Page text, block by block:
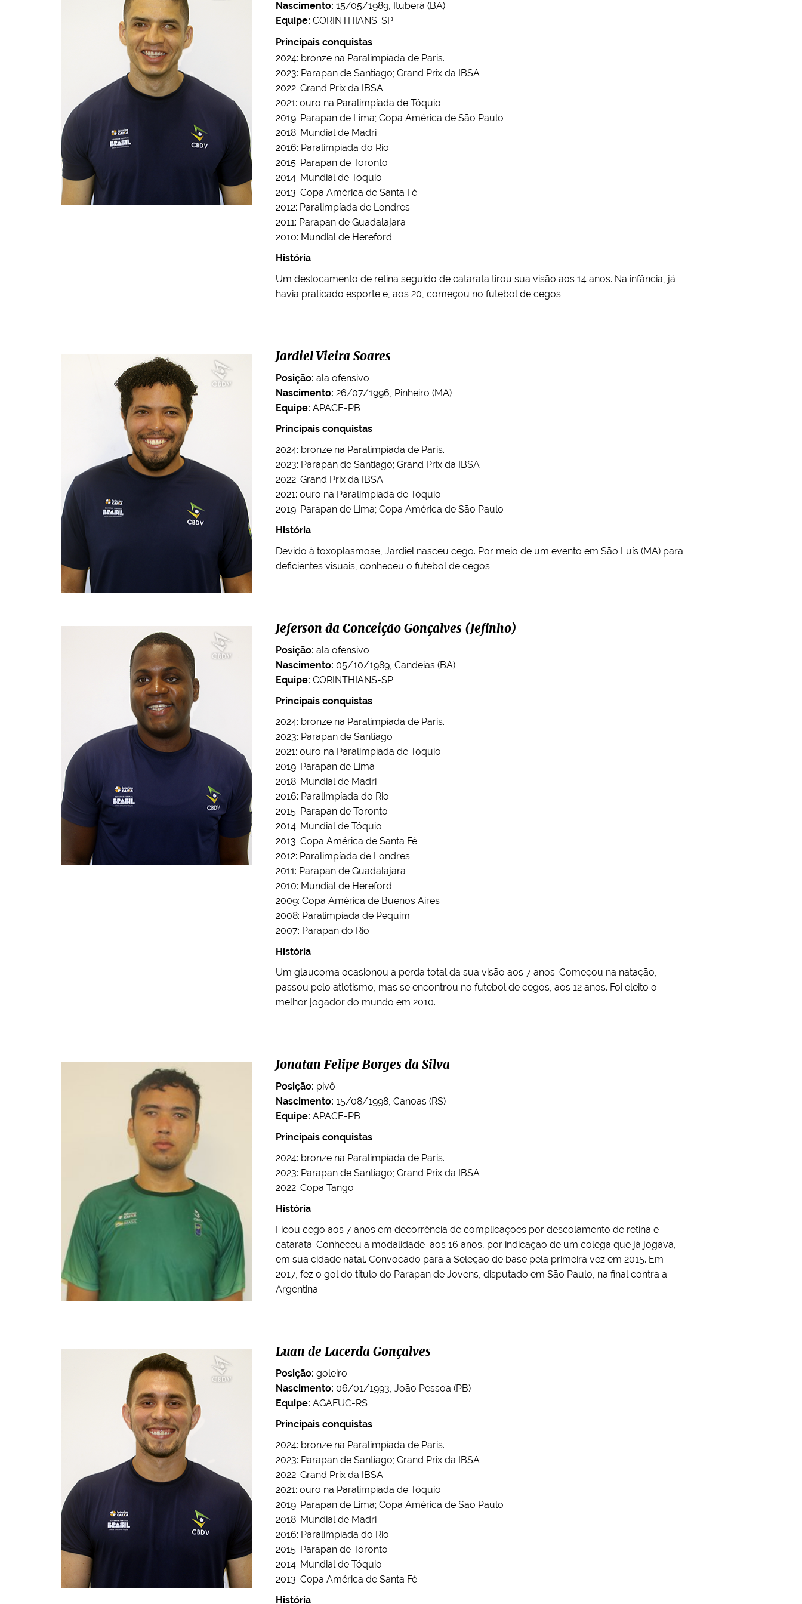
Nascimento: 15/05/1989, Ituberá (BA)
Equipe: CORINTHIANS-SP
Principais conquistas
2024: bronze na Paralimpíada de Paris.
2023: Parapan de Santiago; Grand Prix da IBSA
2022: Grand Prix da IBSA
2021: ouro na Paralimpíada de Tóquio
2019: Parapan de Lima; Copa América de São Paulo
2018: Mundial de Madri
2016: Paralimpíada do Rio
2015: Parapan de Toronto
2014: Mundial de Tóquio
2013: Copa América de Santa Fé
2012: Paralimpíada de Londres
2011: Parapan de Guadalajara
2010: Mundial de Hereford
História
Um deslocamento de retina seguido de catarata tirou sua visão aos 14 anos. Na infância, já
havia praticado esporte e, aos 20, começou no futebol de cegos.
Jardiel Vieira Soares
Posição: ala ofensivo
Nascimento: 26/07/1996, Pinheiro (MA)
Equipe: APACE-PB
Principais conquistas
2024: bronze na Paralimpíada de Paris.
2023: Parapan de Santiago; Grand Prix da IBSA
2022: Grand Prix da IBSA
2021: ouro na Paralimpíada de Tóquio
2019: Parapan de Lima; Copa América de São Paulo
História
Devido à toxoplasmose, Jardiel nasceu cego. Por meio de um evento em São Luís (MA) para
deficientes visuais, conheceu o futebol de cegos.
Jeferson da Conceição Gonçalves (Jefinho)
Posição: ala ofensivo
Nascimento: 05/10/1989, Candeias (BA)
Equipe: CORINTHIANS-SP
Principais conquistas
2024: bronze na Paralimpíada de Paris.
2023: Parapan de Santiago
2021: ouro na Paralimpíada de Tóquio
2019: Parapan de Lima
2018: Mundial de Madri
2016: Paralimpíada do Rio
2015: Parapan de Toronto
2014: Mundial de Tóquio
2013: Copa América de Santa Fé
2012: Paralimpíada de Londres
2011: Parapan de Guadalajara
2010: Mundial de Hereford
2009: Copa América de Buenos Aires
2008: Paralimpíada de Pequim
2007: Parapan do Rio
História
Um glaucoma ocasionou a perda total da sua visão aos 7 anos. Começou na natação,
passou pelo atletismo, mas se encontrou no futebol de cegos, aos 12 anos. Foi eleito o
melhor jogador do mundo em 2010.
Jonatan Felipe Borges da Silva
Posição: pivô
Nascimento: 15/08/1998, Canoas (RS)
Equipe: APACE-PB
Principais conquistas
2024: bronze na Paralimpíada de Paris.
2023: Parapan de Santiago; Grand Prix da IBSA
2022: Copa Tango
História
Ficou cego aos 7 anos em decorrência de complicações por descolamento de retina e
catarata. Conheceu a modalidade aos 16 anos, por indicação de um colega que já jogava,
em sua cidade natal. Convocado para a Seleção de base pela primeira vez em 2015. Em
2017, fez o gol do título do Parapan de Jovens, disputado em São Paulo, na final contra a
Argentina.
Luan de Lacerda Gonçalves
Posição: goleiro
Nascimento: 06/01/1993, João Pessoa (PB)
Equipe: AGAFUC-RS
Principais conquistas
2024: bronze na Paralimpíada de Paris.
2023: Parapan de Santiago; Grand Prix da IBSA
2022: Grand Prix da IBSA
2021: ouro na Paralimpíada de Tóquio
2019: Parapan de Lima; Copa América de São Paulo
2018: Mundial de Madri
2016: Paralimpíada do Rio
2015: Parapan de Toronto
2014: Mundial de Tóquio
2013: Copa América de Santa Fé
História